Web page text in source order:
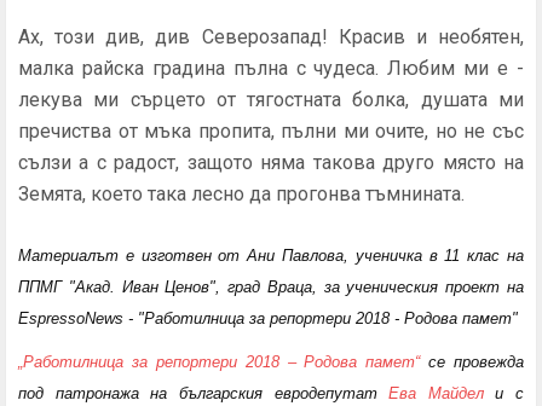
Ах, този див, див Северозапад! Красив и необятен,
малка райска градина пълна с чудеса. Любим ми е -
лекува ми сърцето от тягостната болка, душата ми
пречиства от мъка пропита, пълни ми очите, но не със
сълзи а с радост, защото няма такова друго място на
Земята, което така лесно да прогонва тъмнината.
Материалът е изготвен от Ани Павлова, ученичка в 11 клас на
ППМГ "Акад. Иван Ценов", град Враца, за ученическия проект на
EspressoNews - "Работилница за репортери 2018 - Родова памет"
„Работилница за репортери 2018 – Родова памет“се провежда
под патронажа на българския евродепутатЕва Майдели с